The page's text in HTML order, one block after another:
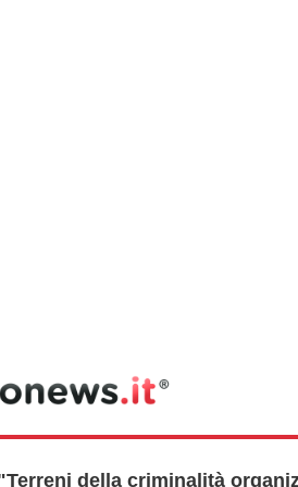
della criminalità